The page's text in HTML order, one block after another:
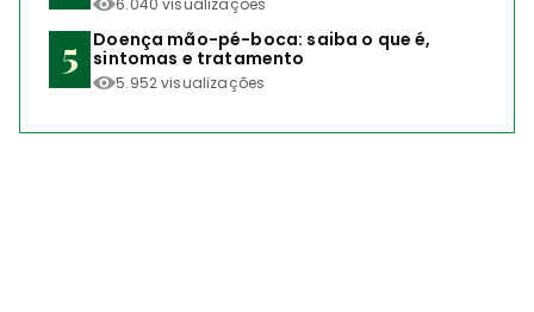
Doença mão-pé-boca: saiba o que é,
sintomas e tratamento
5.952 visualizações